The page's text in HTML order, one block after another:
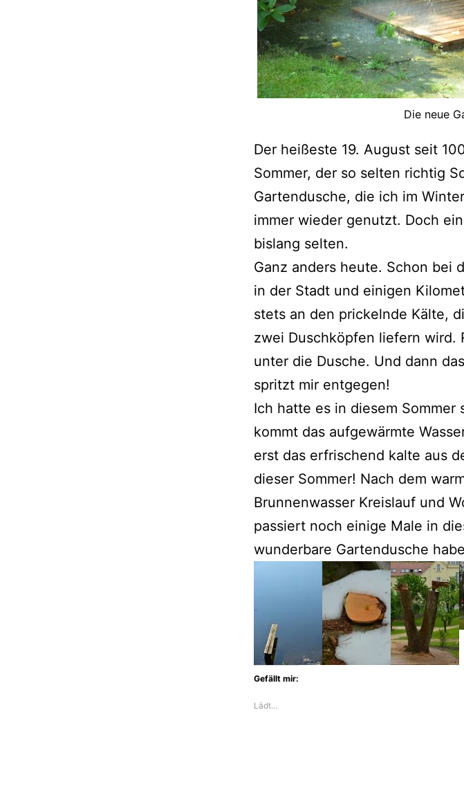
Die neue
Der heißeste 19. August seit
Sommer, der so selten richtig
Gartendusche, die ich im
immer wieder genutzt. Doch
bislang selten.
Ganz anders heute. Schon bei
in der Stadt und einigen
stets an den prickelnde Kälte,
zwei Duschköpfen liefern wird.
unter die Dusche. Und dann
spritzt mir entgegen!
Ich hatte es in diesem Sommer
kommt das aufgewärmte
erst das erfrischend kalte aus
dieser Sommer! Nach dem
Brunnenwasser Kreislauf und
passiert noch einige Male in
wunderbare Gartendusche
Gefällt mir:
Lädt…